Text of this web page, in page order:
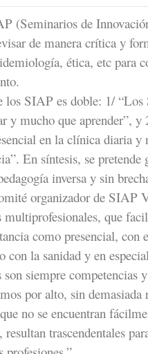
(Seminarios de
de manera crítica y
ética, etc para
los SIAP es doble: 1/ “Los
y mucho que aprender”,
en la clínica diaria y
En síntesis, se
inversa y sin
organizador de SIAP
multiprofesionales, que
como presencial,
con la sanidad y en
son siempre competencias
por alto, sin
no se encuentran
trascendentales